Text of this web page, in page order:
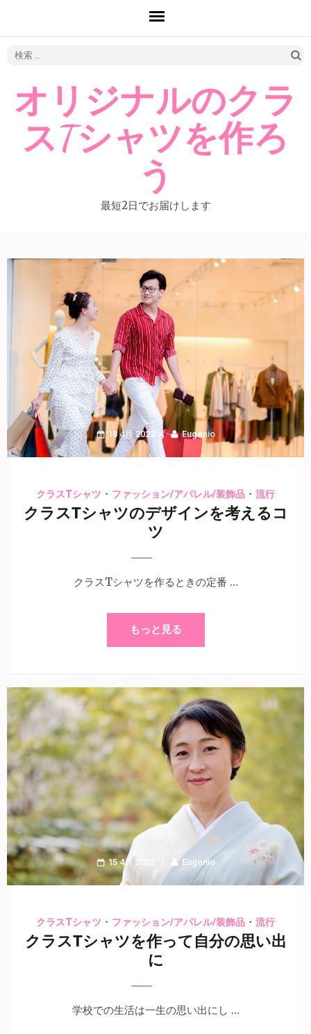
オリジナルのクラ
スTシャツを作ろ
う
最短2日でお届けします
18 4月 2022 Eugenio
クラスTシャツ ・ ファッション/アパレル/装飾品 ・ 流行
クラスTシャツのデザインを考えるコ
ツ
クラスTシャツを作るときの定番 …
もっと見る
15 4月 2022 Eugenio
クラスTシャツ ・ ファッション/アパレル/装飾品 ・ 流行
クラスTシャツを作って自分の思い出
に
学校での生活は一生の思い出にし …